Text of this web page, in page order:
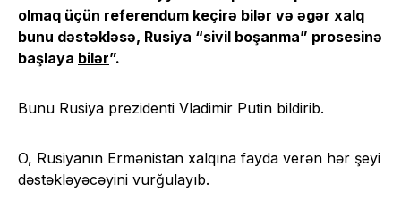
olmaq üçün referendum keçirə bilər və əgər xalq
bunu dəstəkləsə, Rusiya “sivil boşanma” prosesinə
başlaya bilər”.
Bunu Rusiya prezidenti Vladimir Putin bildirib.
O, Rusiyanın Ermənistan xalqına fayda verən hər şeyi
dəstəkləyəcəyini vurğulayıb.